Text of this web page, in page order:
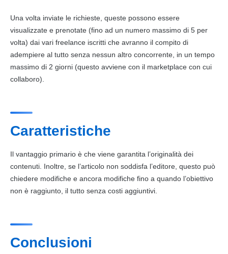
Una volta inviate le richieste, queste possono essere
visualizzate e prenotate (fino ad un numero massimo di 5 per
volta) dai vari freelance iscritti che avranno il compito di
adempiere al tutto senza nessun altro concorrente, in un tempo
massimo di 2 giorni (questo avviene con il marketplace con cui
collaboro).
Caratteristiche
Il vantaggio primario è che viene garantita l’originalità dei
contenuti . Inoltre, se l’articolo non soddisfa l’editore, questo può
chiedere modifiche e ancora modifiche fino a quando l’obiettivo
non è raggiunto, il tutto senza costi aggiuntivi.
Conclusioni